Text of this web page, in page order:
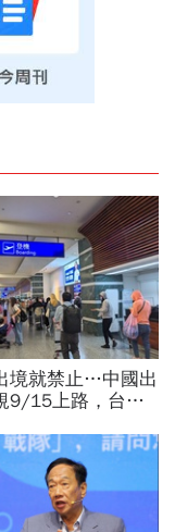
境就禁止…中國出
9/15上路，台灣
注意：前例在這